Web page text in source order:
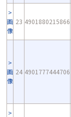
画
像
23 4901880215866
画
像
24 4901777444706